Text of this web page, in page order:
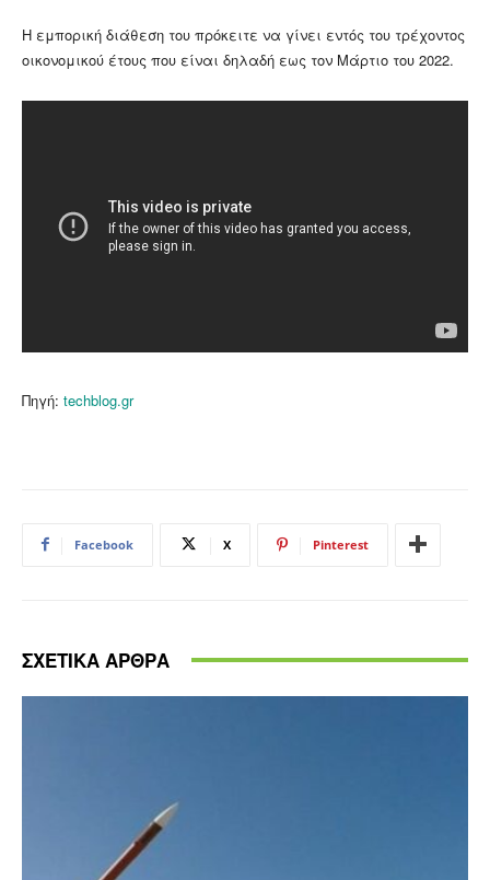
Η εμπορική διάθεση του πρόκειτε να γίνει εντός του τρέχοντος
οικονομικού έτους που είναι δηλαδή εως τον Μάρτιο του 2022.
Πηγή: techblog.gr
Facebook X Pinterest
ΣΧΕΤΙΚΑ ΑΡΘΡΑ